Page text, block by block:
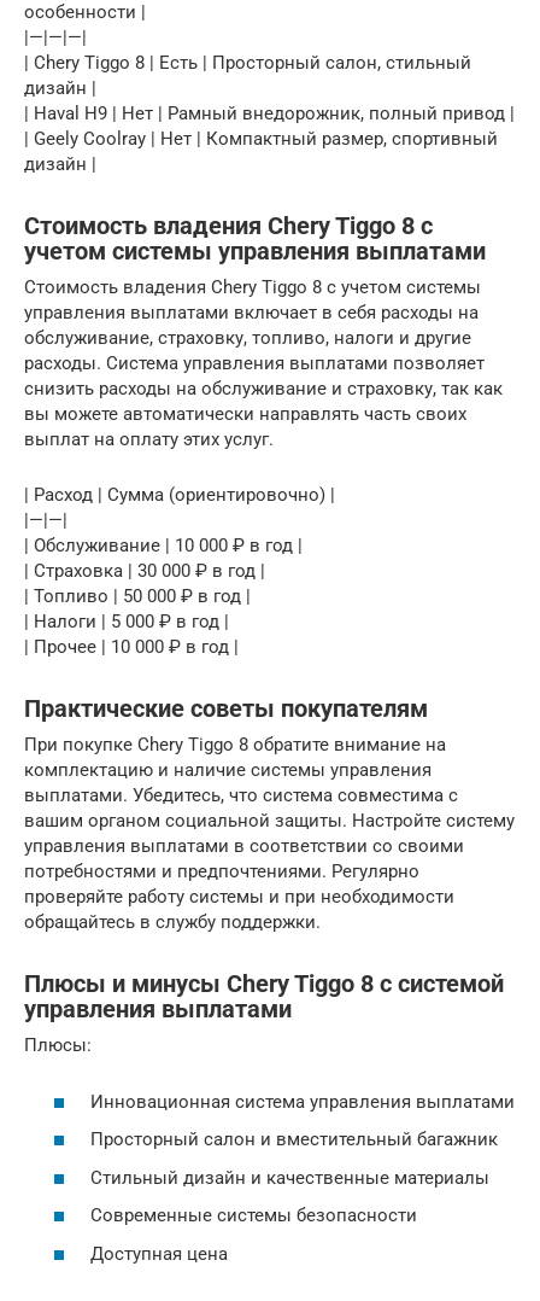
особенности |
|—|—|—|
| Chery Tiggo 8 | Есть | Просторный салон, стильный
дизайн |
| Haval H9 | Нет | Рамный внедорожник, полный привод |
| Geely Coolray | Нет | Компактный размер, спортивный
дизайн |
Стоимость владения Chery Tiggo 8 с
учетом системы управления выплатами
Стоимость владения Chery Tiggo 8 с учетом системы
управления выплатами включает в себя расходы на
обслуживание, страховку, топливо, налоги и другие
расходы. Система управления выплатами позволяет
снизить расходы на обслуживание и страховку, так как
вы можете автоматически направлять часть своих
выплат на оплату этих услуг.
| Расход | Сумма (ориентировочно) |
|—|—|
| Обслуживание | 10 000 ₽ в год |
| Страховка | 30 000 ₽ в год |
| Топливо | 50 000 ₽ в год |
| Налоги | 5 000 ₽ в год |
| Прочее | 10 000 ₽ в год |
Практические советы покупателям
При покупке Chery Tiggo 8 обратите внимание на
комплектацию и наличие системы управления
выплатами. Убедитесь, что система совместима с
вашим органом социальной защиты. Настройте систему
управления выплатами в соответствии со своими
потребностями и предпочтениями. Регулярно
проверяйте работу системы и при необходимости
обращайтесь в службу поддержки.
Плюсы и минусы Chery Tiggo 8 с системой
управления выплатами
Плюсы:
Инновационная система управления выплатами
Просторный салон и вместительный багажник
Стильный дизайн и качественные материалы
Современные системы безопасности
Доступная цена